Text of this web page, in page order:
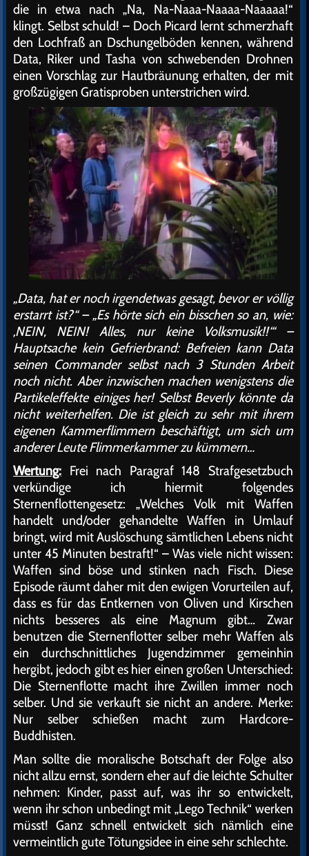
die in etwa nach „Na, Na-Naaa-Naaaa-Naaaaa!“
klingt. Selbst schuld! – Doch Picard lernt schmerzhaft
den Lochfraß an Dschungelböden kennen, während
Data, Riker und Tasha von schwebenden Drohnen
einen Vorschlag zur Hautbräunung erhalten, der mit
großzügigen Gratisproben unterstrichen wird.
„Data, hat er noch irgendetwas gesagt, bevor er völlig
erstarrt ist?“ – „Es hörte sich ein bisschen so an, wie:
‚NEIN, NEIN! Alles, nur keine Volksmusik!!‘“ –
Hauptsache kein Gefrierbrand: Befreien kann Data
seinen Commander selbst nach 3 Stunden Arbeit
noch nicht. Aber inzwischen machen wenigstens die
Partikeleffekte einiges her! Selbst Beverly könnte da
nicht weiterhelfen. Die ist gleich zu sehr mit ihrem
eigenen Kammerflimmern beschäftigt, um sich um
anderer Leute Flimmerkammer zu kümmern…
Wertung: Frei nach Paragraf 148 Strafgesetzbuch
verkündige ich hiermit folgendes
Sternenflottengesetz: „Welches Volk mit Waffen
handelt und/oder gehandelte Waffen in Umlauf
bringt, wird mit Auslöschung sämtlichen Lebens nicht
unter 45 Minuten bestraft!“ – Was viele nicht wissen:
Waffen sind böse und stinken nach Fisch. Diese
Episode räumt daher mit den ewigen Vorurteilen auf,
dass es für das Entkernen von Oliven und Kirschen
nichts besseres als eine Magnum gibt… Zwar
benutzen die Sternenflotter selber mehr Waffen als
ein durchschnittliches Jugendzimmer gemeinhin
hergibt, jedoch gibt es hier einen großen Unterschied:
Die Sternenflotte macht ihre Zwillen immer noch
selber. Und sie verkauft sie nicht an andere. Merke:
Nur selber schießen macht zum Hardcore-
Buddhisten.
Man sollte die moralische Botschaft der Folge also
nicht allzu ernst, sondern eher auf die leichte Schulter
nehmen: Kinder, passt auf, was ihr so entwickelt,
wenn ihr schon unbedingt mit „Lego Technik“ werken
müsst! Ganz schnell entwickelt sich nämlich eine
vermeintlich gute Tötungsidee in eine sehr schlechte.